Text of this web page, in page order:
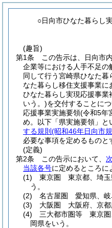
○日向市ひなた暮らし
(趣旨)
第1条
この告示は、日向市
企業等における人手不足
同して行う宮崎県ひなた
なた暮らし移住支援事業
ひなた暮らし実現応援事業
いう。)を交付することに
応援事業実施要領(令和5年
め。以下「県実施要領」と
する規則 (昭和46年日向市
必要な事項を定めるものと
(定義)
第2条
この告示において、
当該各号に定めるところに
(1)
東京圏 東京都、埼玉
う。
(2)
名古屋圏 愛知県、岐
(3)
大阪圏 大阪府、京都
(4)
三大都市圏等 東京圏
岡県をいう。